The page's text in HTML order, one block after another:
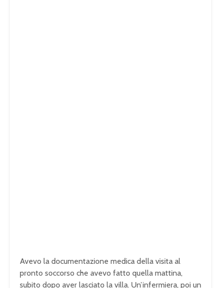
Avevo la documentazione medica della visita al
pronto soccorso che avevo fatto quella mattina,
subito dopo aver lasciato la villa. Un’infermiera, poi un